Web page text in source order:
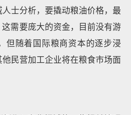
士分析，要撬动粮油价格，最
需要庞大的资金，目前没有游
但随着国际粮商资本的逐步浸
民营加工企业将在粮食市场面